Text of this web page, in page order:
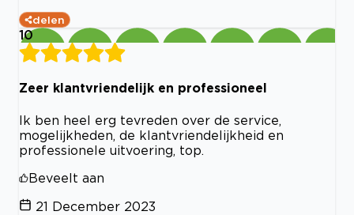
delen
10
Zeer klantvriendelijk en professioneel
Ik ben heel erg tevreden over de service,
mogelijkheden, de klantvriendelijkheid en
professionele uitvoering, top.
Beveelt aan
21 December 2023